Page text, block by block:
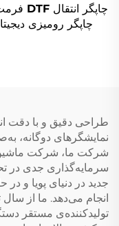
چاپگر رومیزی
کاربرد آسان
طراحی دقیق و با دقت
نمایشگرهای دوگانه،
شرکت ما، شرکت
سرمایه‌گذاری جدی در
جدید در دنیای پویا و
تولیدکننده‌ی مستقر